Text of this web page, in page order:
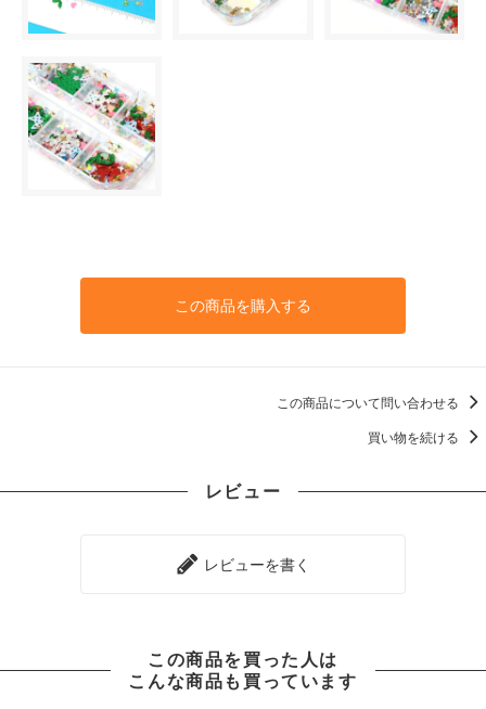
この商品を購入する
この商品について問い合わせる
買い物を続ける
レビュー
レビューを書く
この商品を買った人は
こんな商品も買っています